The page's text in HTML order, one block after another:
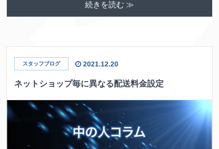
続きを読む ≫
スタッフブログ 2021.12.20
ネットショップ毎に異なる配送料金設定